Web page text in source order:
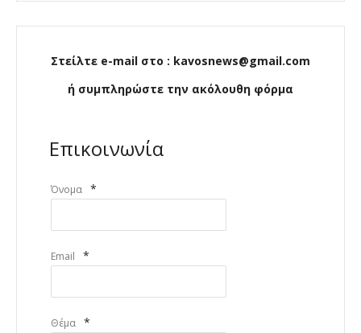
Στείλτε e-mail στο : kavosnews@gmail.com
ή συμπληρώστε την ακόλουθη φόρμα
Επικοινωνία
Όνομα *
Email *
Θέμα *